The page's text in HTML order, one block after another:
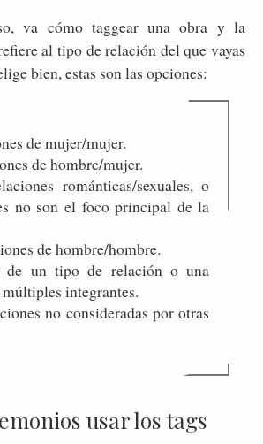
va cómo taggear una obra y la
al tipo de relación del que vayas
bien, estas son las opciones:
de mujer/mujer.
de hombre/mujer.
románticas/sexuales, o
no son el foco principal de la
de hombre/hombre.
un tipo de relación o una
integrantes.
no consideradas por otras
usar los tags